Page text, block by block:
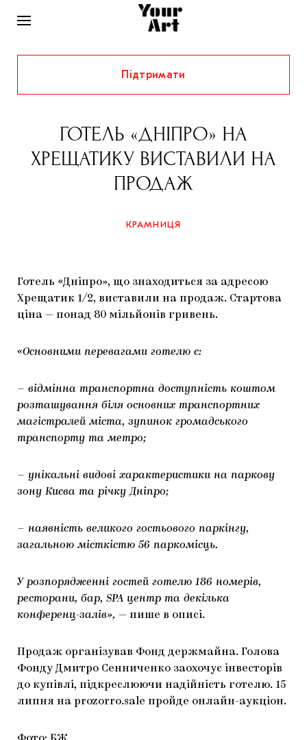
НОВИНИ
ІНТЕРВ’Ю
ХУДОЖНИКИ
КУРАТОРИ
РІДНИЙ КРАЙ
ФЕСТИВАЛІ
КОЛЕКЦІЇ
АРТЦЕНТРИ
СТАТТІ
КОНСПЕКТИ
КНИЖКИ І ЖУРНАЛИ
ЗАПАЛЕННЯ
ЯК ПІДТРИМУВАТИ УКРАЇНСЬКЕ МИСТЕЦТВО
МАРІУПОЛЬСЬКІ МАРГІНАЛІЇ
CARPATHIAN CULT ПРО РІЗДВЯНІ СВЯТА
КРАМНИЦЯ
Підтримати
ГОТЕЛЬ «ДНІПРО» НА
ХРЕЩАТИКУ ВИСТАВИЛИ НА
ПРОДАЖ
КРАМНИЦЯ
Готель «Дніпро», що знаходиться за адресою
Хрещатик 1/2, виставили на продаж. Стартова
ціна — понад 80 мільйонів гривень.
«Основними перевагами готелю є:
– відмінна транспортна доступність коштом
розташування біля основних транспортних
магістралей міста, зупинок громадського
транспорту та метро;
– унікальні видові характеристики на паркову
зону Києва та річку Дніпро;
– наявність великого гостьового паркінгу,
загальною місткістю 56 паркомісць.
У розпорядженні гостей готелю 186 номерів,
ресторани, бар, SPA центр та декілька
конференц-залів», — пише в описі.
Продаж організував Фонд держмайна. Голова
Фонду Дмитро Сенниченко заохочує інвесторів
до купівлі, підкреслюючи надійність готелю. 15
липня на prozorro.sale пройде онлайн-аукціон.